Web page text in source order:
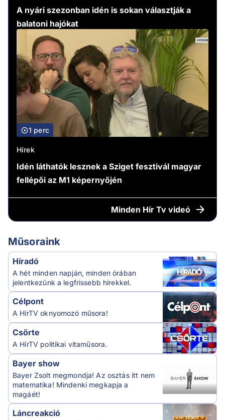
A nyári szezonban idén is sokan választják a
balatoni hajókat
1 perc
Hírek
Idén láthatók lesznek a Sziget fesztivál magyar
fellépői az M1 képernyőjén
Minden Hír Tv videó
Műsoraink
Híradó
A hét minden napján, minden órában
jelentkezünk a legfrissebb hírekkel.
Célpont
A HírTV oknyomozó műsora!
Csörte
A HírTV politikai vitaműsora.
Bayer show
Bayer Zsolt megmondja! Az osztás itt nem
matematika! Mindenki megkapja a
magáét!
Láncreakció